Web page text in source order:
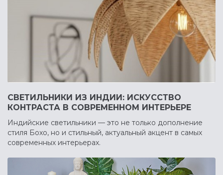
СВЕТИЛЬНИКИ ИЗ ИНДИИ: ИСКУССТВО
КОНТРАСТА В СОВРЕМЕННОМ ИНТЕРЬЕРЕ
Индийские светильники — это не только дополнение
стиля Бохо, но и стильный, актуальный акцент в самых
современных интерьерах.